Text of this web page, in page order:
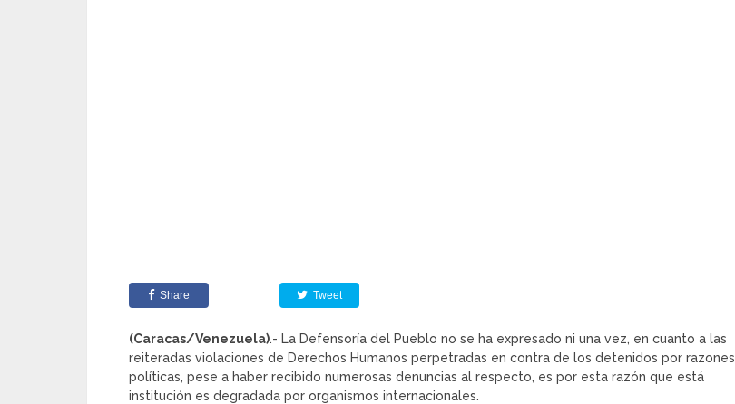
Share Tweet
(Caracas/Venezuela).- La Defensoría del Pueblo no se ha expresado ni una vez, en cuanto a las
reiteradas violaciones de Derechos Humanos perpetradas en contra de los detenidos por razones
políticas, pese a haber recibido numerosas denuncias al respecto, es por esta razón que está
institución es degradada por organismos internacionales.